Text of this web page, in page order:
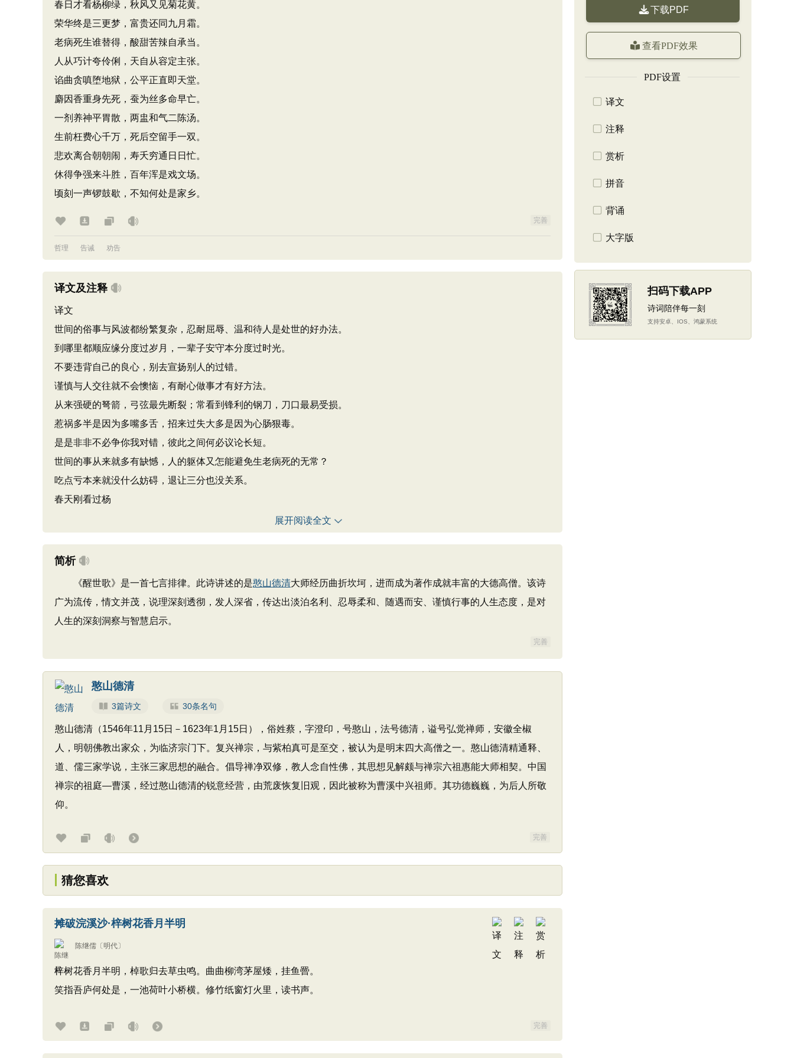
春日才看杨柳绿，秋风又见菊花黄。
荣华终是三更梦，富贵还同九月霜。
老病死生谁替得，酸甜苦辣自承当。
人从巧计夸伶俐，天自从容定主张。
谄曲贪嗔堕地狱，公平正直即天堂。
麝因香重身先死，蚕为丝多命早亡。
一剂养神平胃散，两盅和气二陈汤。
生前枉费心千万，死后空留手一双。
悲欢离合朝朝闹，寿夭穷通日日忙。
休得争强来斗胜，百年浑是戏文场。
顷刻一声锣鼓歇，不知何处是家乡。
完善
哲理 告诫 劝告
译文及注释
译文
世间的俗事与风波都纷繁复杂，忍耐屈辱、温和待人是处世的好办法。
到哪里都顺应缘分度过岁月，一辈子安守本分度过时光。
不要违背自己的良心，别去宣扬别人的过错。
谨慎与人交往就不会懊恼，有耐心做事才有好方法。
从来强硬的弩箭，弓弦最先断裂；常看到锋利的钢刀，刀口最易受损。
惹祸多半是因为多嘴多舌，招来过失大多是因为心肠狠毒。
是是非非不必争你我对错，彼此之间何必议论长短。
世间的事从来就多有缺憾，人的躯体又怎能避免生老病死的无常？
吃点亏本来就没什么妨碍，退让三分也没关系。
春天刚看过杨
展开阅读全文
简析
《醒世歌》是一首七言排律。此诗讲述的是憨山德清大师经历曲折坎坷，进而成为著作成就丰富的大德高僧。该诗
广为流传，情文并茂，说理深刻透彻，发人深省，传达出淡泊名利、忍辱柔和、随遇而安、谨慎行事的人生态度，是对
人生的深刻洞察与智慧启示。
完善
憨山德清
3篇诗文 30条名句
憨山德清（1546年11月15日－1623年1月15日），俗姓蔡，字澄印，号憨山，法号德清，谥号弘觉禅师，安徽全椒
人，明朝佛教出家众，为临济宗门下。复兴禅宗，与紫柏真可是至交，被认为是明末四大高僧之一。憨山德清精通释、
道、儒三家学说，主张三家思想的融合。倡导禅净双修，教人念自性佛，其思想见解颇与禅宗六祖惠能大师相契。中国
禅宗的祖庭—曹溪，经过憨山德清的锐意经营，由荒废恢复旧观，因此被称为曹溪中兴祖师。其功德巍巍，为后人所敬
仰。
完善
猜您喜欢
摊破浣溪沙·梓树花香月半明
陈继儒 〔明代〕
梓树花香月半明，棹歌归去草虫鸣。曲曲柳湾茅屋矮，挂鱼罾。
笑指吾庐何处是，一池荷叶小桥横。修竹纸窗灯火里，读书声。
完善
下载PDF
查看PDF效果
PDF设置
译文
注释
赏析
拼音
背诵
大字版
扫码下载APP
诗词陪伴每一刻
支持安卓、IOS、鸿蒙系统